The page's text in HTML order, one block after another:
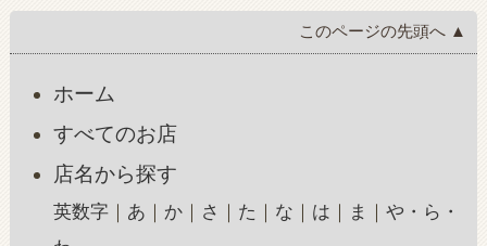
このページの先頭へ ▲
ホーム
すべてのお店
店名から探す
英数字 あ か さ た な は ま
や・ら・